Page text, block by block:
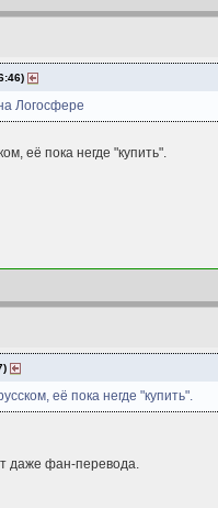
Логосфере
её пока негде "купить".
её пока негде "купить".
даже фан-перевода.